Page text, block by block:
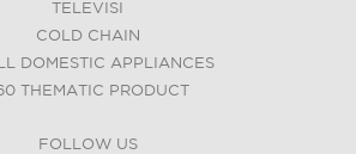
TELEVISI
COLD CHAIN
DOMESTIC APPLIANCES
THEMATIC PRODUCT
FOLLOW US